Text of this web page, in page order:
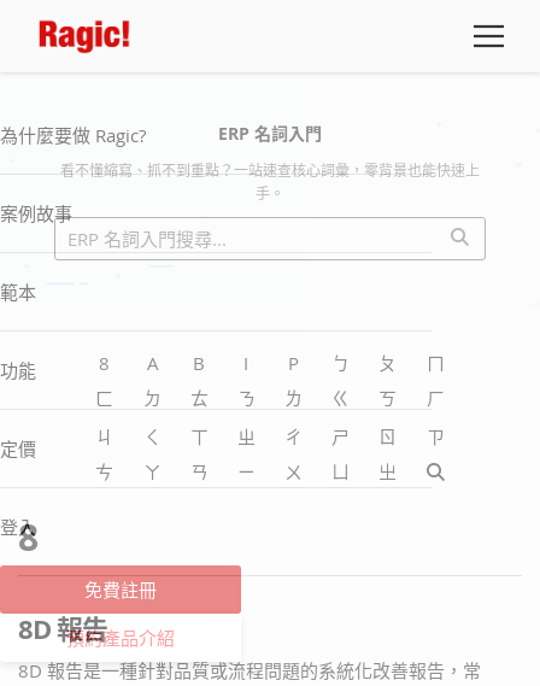
為什麼要做 Ragic?
案例故事
範本
功能
定價
登入
免費註冊
預約產品介紹
ERP 名詞入門
看不懂縮寫、抓不到重點？一站速查核心詞彙，零背景也能快速上
手。
8 A B I P ㄅ ㄆ
ㄇ
ㄈ
ㄉ ㄊ ㄋ ㄌ ㄍ ㄎ
ㄏ
ㄐ
ㄑ ㄒ ㄓ ㄔ ㄕ ㄖ
ㄗ
ㄘ
ㄚ ㄢ ㄧ ㄨ ㄩ 㞢
8
8D 報告
8D 報告是一種針對品質或流程問題的系統化改善報告，常